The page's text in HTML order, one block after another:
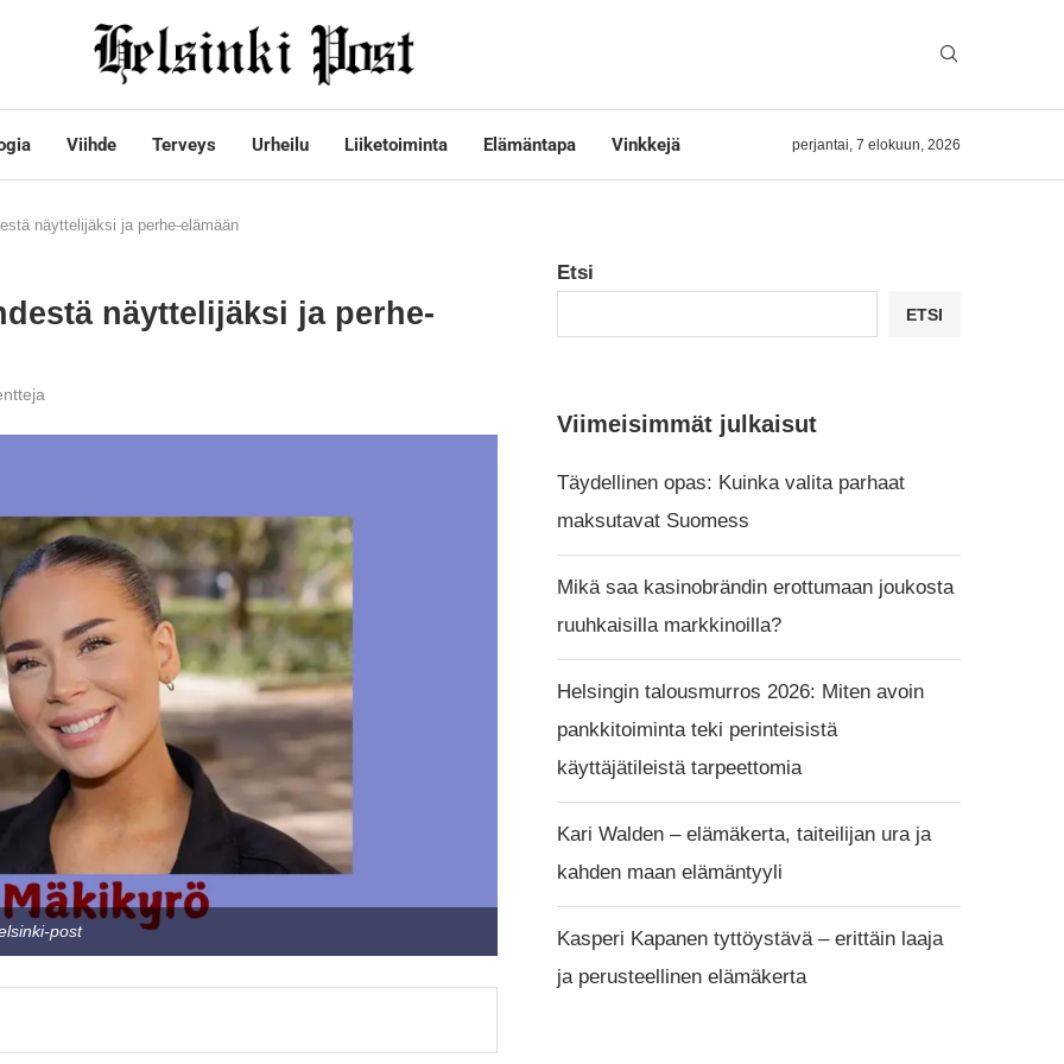
Viihde Terveys Urheilu Liiketoiminta Elämäntapa Vinkkejä perjantai, 7 elokuun, 2026
näyttelijäksi ja perhe-elämään
näyttelijäksi ja perhe-
post
Etsi
ETSI
Viimeisimmät julkaisut
Täydellinen opas: Kuinka valita parhaat
maksutavat Suomess
Mikä saa kasinobrändin erottumaan joukosta
ruuhkaisilla markkinoilla?
Helsingin talousmurros 2026: Miten avoin
pankkitoiminta teki perinteisistä
käyttäjätileistä tarpeettomia
Kari Walden – elämäkerta, taiteilijan ura ja
kahden maan elämäntyyli
Kasperi Kapanen tyttöystävä – erittäin laaja
ja perusteellinen elämäkerta